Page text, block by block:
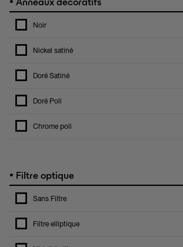
Noir
Nickel satiné
Doré Satiné
Doré Poli
Chrome poli
• Filtre optique
Sans Filtre
Filtre elliptique